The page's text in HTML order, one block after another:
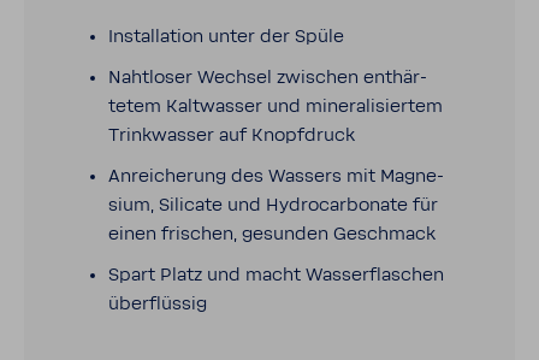
Instal­la­tion unter der Spüle
Naht­loser Wechsel zwischen enthär­
tetem Kalt­wasser und mine­ra­li­siertem
Trink­wasser auf Knopf­druck
Anrei­che­rung des Wassers mit Magne­
sium, Sili­cate und Hydro­car­bo­nate für
einen frischen, gesunden Geschmack
Spart Platz und macht Wasser­fla­schen
über­flüssig